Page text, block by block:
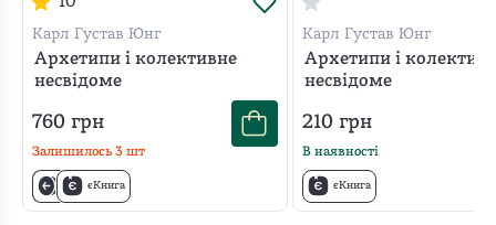
Карл Густав Юнг
Архетипи і колективне
несвідоме
760 грн
Залишилось 3 шт
єКнига
Карл Густав Юнг
Архетипи і
несвідоме
210грн
В наявності
єКнига